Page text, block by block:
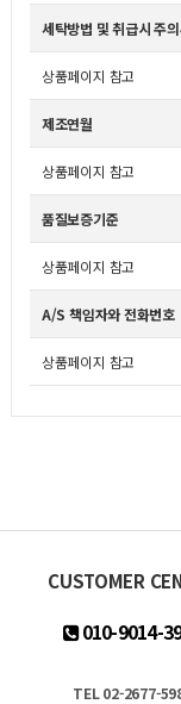
세탁방법 및 취급시 주
상품페이지 참고
제조연월
상품페이지 참고
품질보증기준
상품페이지 참고
A/S 책임자와 전화번호
상품페이지 참고
CUSTOMER
010-9014-
TEL 02-2677-